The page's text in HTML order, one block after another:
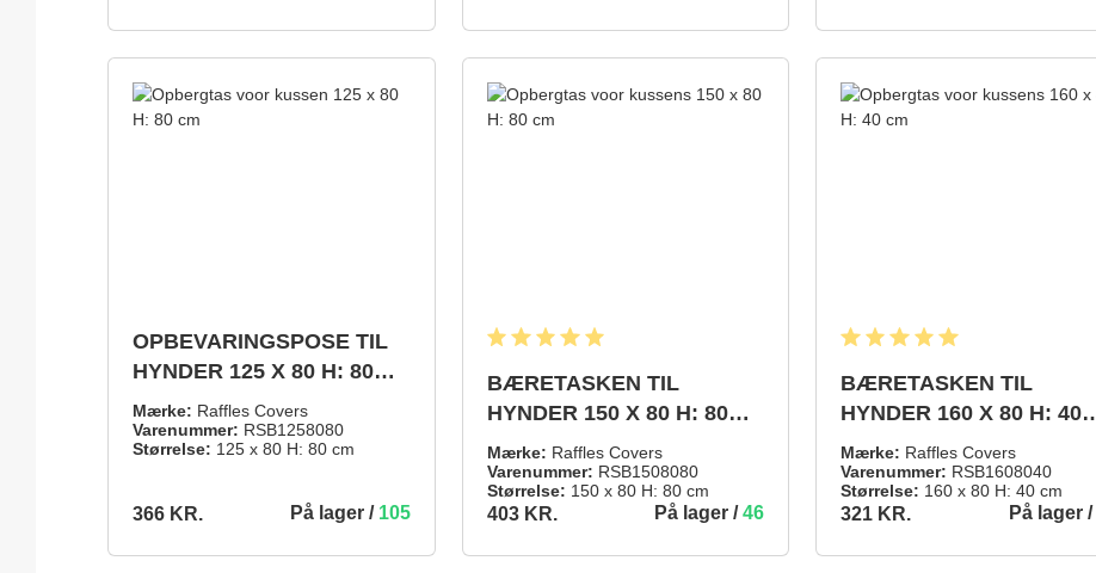
313 KR. TILFØJ TIL INDKØBSKURV239 KR. TILFØJ TIL INDKØBSKURV269 KR. TILFØJ TIL
OPBEVARINGSPOSE TIL
HYNDER 125 X 80 H: 80
CM
Mærke: Raffles Covers
Varenummer: RSB1258080
Størrelse: 125 x 80 H: 80 cm
366 KR. På lager / 105
BÆRETASKEN TIL
HYNDER 150 X 80 H: 80
CM
Mærke: Raffles Covers
Varenummer: RSB1508080
Størrelse: 150 x 80 H: 80 cm
403 KR. På lager /46
Gennemsnitlig bedømmelse på
BÆRETASKEN TIL
HYNDER 160 X 80 H: 40
CM
Mærke: Raffles Covers
Varenummer: RSB1608040
Størrelse: 160 x 80 H: 40 cm
321 KR. På lager /